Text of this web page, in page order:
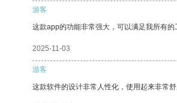
游客
这款app的功能非常强大，可以满足我所有的
2025-11-03
游客
这款软件的设计非常人性化，使用起来非常舒